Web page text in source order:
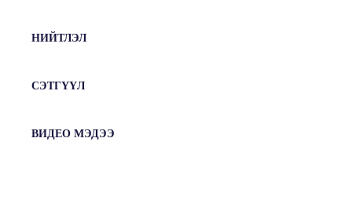
НИЙТЛЭЛ
СЭТГҮҮЛ
ВИДЕО МЭДЭЭ